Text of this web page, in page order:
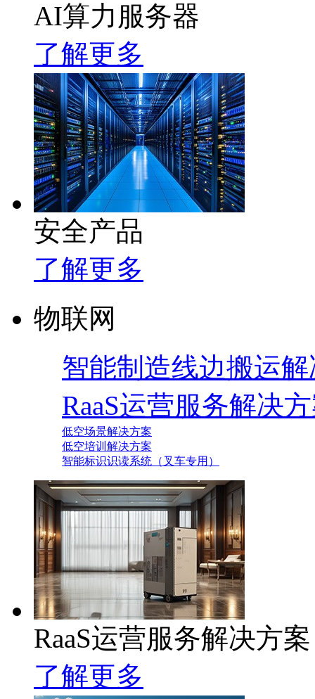
AI算力服务器
了解更多
安全产品
了解更多
物联网
智能制造线边搬运
RaaS运营服务解决
低空场景解决方案
低空培训解决方案
智能标识识读系统（叉车专用）
RaaS运营服务解决方案
了解更多